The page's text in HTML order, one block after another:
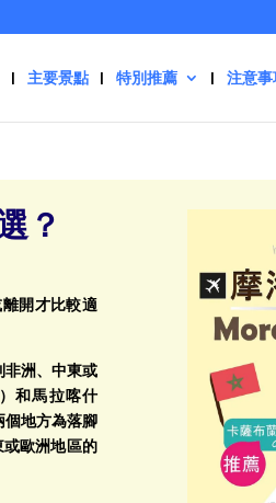
主要景點 特別推薦 注意事
？
開才比較適
非洲、中東或
和馬拉喀什
個地方為落腳
歐洲地區的